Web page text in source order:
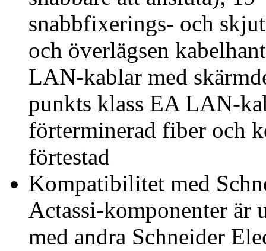
snabbfixerings- och
och överlägsen
LAN-kablar med
punkts klass EA LAN-
förterminerad fiber och
förtestad
Kompatibilitet med
Actassi-komponenter är
med andra Schneider